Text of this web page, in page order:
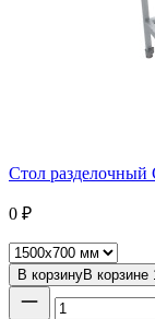
Стол
0 ₽
В корзинуВ корзине